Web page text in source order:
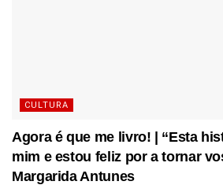
CULTURA
Agora é que me livro! | “Esta
mim e estou feliz por a tornar
Margarida Antunes